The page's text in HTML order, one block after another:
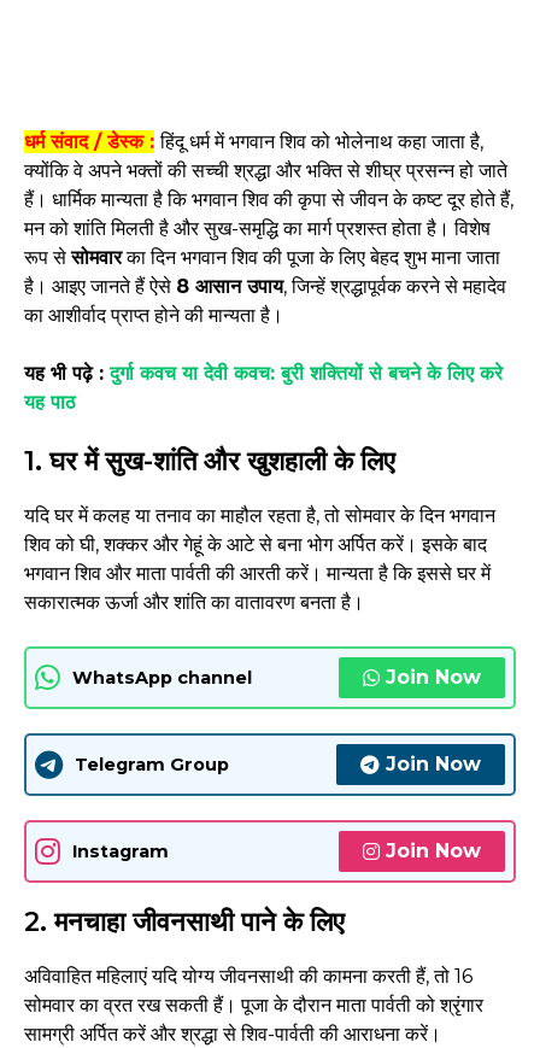
धर्म संवाद / डेस्क : हिंदू धर्म में भगवान शिव को भोलेनाथ कहा जाता है,
क्योंकि वे अपने भक्तों की सच्ची श्रद्धा और भक्ति से शीघ्र प्रसन्न हो जाते
हैं। धार्मिक मान्यता है कि भगवान शिव की कृपा से जीवन के कष्ट दूर होते हैं,
मन को शांति मिलती है और सुख-समृद्धि का मार्ग प्रशस्त होता है। विशेष
रूप सेसोमवारका दिन भगवान शिव की पूजा के लिए बेहद शुभ माना जाता
है। आइए जानते हैं ऐसे 8 आसान उपाय, जिन्हें श्रद्धापूर्वक करने से महादेव
का आशीर्वाद प्राप्त होने की मान्यता है।
यह भी पढ़े :दुर्गा कवच या देवी कवच: बुरी शक्तियों से बचने के लिए करे
यह पाठ
1. घर में सुख-शांति और खुशहाली के लिए
यदि घर में कलह या तनाव का माहौल रहता है, तो सोमवार के दिन भगवान
शिव को घी, शक्कर और गेहूं के आटे से बना भोग अर्पित करें। इसके बाद
भगवान शिव और माता पार्वती की आरती करें। मान्यता है कि इससे घर में
सकारात्मक ऊर्जा और शांति का वातावरण बनता है।
WhatsApp channel Join Now
Telegram Group Join Now
Instagram Join Now
2. मनचाहा जीवनसाथी पाने के लिए
अविवाहित महिलाएं यदि योग्य जीवनसाथी की कामना करती हैं, तो 16
सोमवार का व्रत रख सकती हैं। पूजा के दौरान माता पार्वती को श्रृंगार
सामग्री अर्पित करें और श्रद्धा से शिव-पार्वती की आराधना करें।